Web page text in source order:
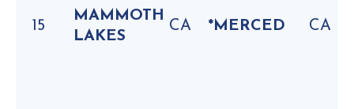
15
MAMMOTH
LAKES
CA *MERCED
CA